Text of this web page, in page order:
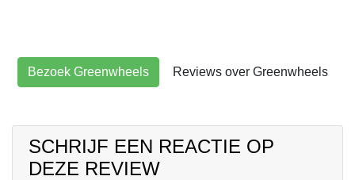
Bezoek Greenwheels Reviews over Greenwheels
SCHRIJF EEN REACTIE OP
DEZE REVIEW